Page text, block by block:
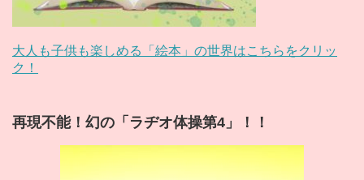
大人も子供も楽しめる「絵本」の世界はこちらをクリッ
ク！
再現不能！幻の「ラヂオ体操第4」！！